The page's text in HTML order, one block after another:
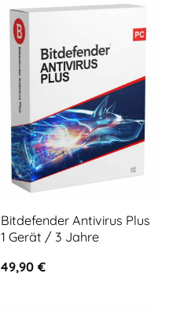
Bitdefender Antivirus Plus
1 Gerät / 3 Jahre
49,90 €